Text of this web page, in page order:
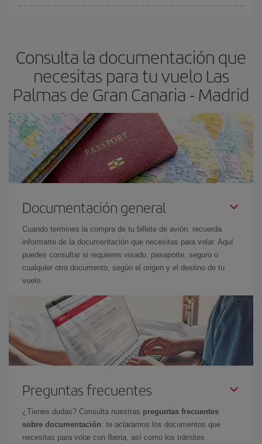
avión más baratos te saldrán. Además, si buscas los vuelos con
las fechas y los horarios del viaje un poco abiertos, podráselegir
el precio más barato.
Consulta la documentación que
necesitas para tu vuelo Las
Palmas de Gran Canaria - Madrid
Documentación general
Cuando termines la compra de tu billete de avión, recuerda
informarte de la documentación que necesitas para volar. Aquí
puedes consultar si requieres visado, pasaporte, seguro o
cualquier otro documento, según el origen y el destino de tu
vuelo.
Preguntas frecuentes
¿Tienes dudas? Consulta nuestras preguntas frecuentes
sobre documentación: te aclaramos los documentos que
necesitas para volar con Iberia, así como los trámites